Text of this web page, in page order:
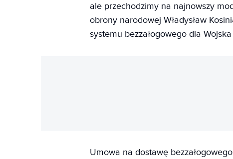
ale przechodzimy na najnowszy
obrony narodowej Władysław
systemu bezzałogowego dla
Umowa na dostawę